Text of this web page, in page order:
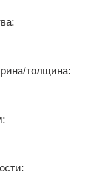
толщина: